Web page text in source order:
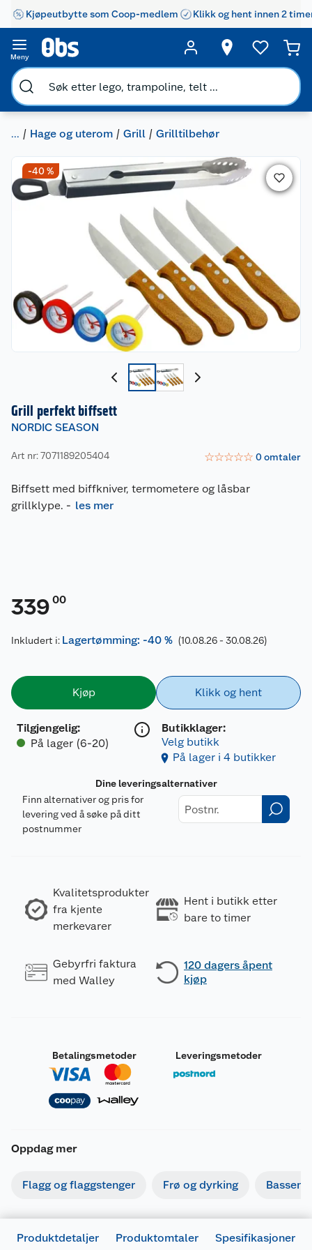
Kjøpeutbytte som Coop-medlem Klikk og hent innen 2
Meny
... Hage og uterom Grill Grilltilbehør
-40 %
Grill perfekt biffsett
NORDIC SEASON
Art nr: 7071189205404 ☆☆☆☆☆ 0omtaler
Biffsett med biffkniver, termometere og låsbar
grillklype. - les mer
339 00
Inkludert i: Lagertømming: -40 % (10.08.26 - 30.08.26)
Kjøp
Tilgjengelig:
På lager (6-20)
Klikk og hent
Butikklager:
Velg butikk
På lager i 4 butikker
Dine leveringsalternativer
Finn alternativer og pris for
levering ved å søke på ditt
postnummer
Kvalitetsprodukter
fra kjente
merkevarer
Hent i butikk etter
bare to timer
Gebyrfri faktura
med Walley
120 dagers åpent
kjøp
Betalingsmetoder Leveringsmetoder
Oppdag mer
Flagg og flaggstenger Frø og dyrking Basseng
Produktdetaljer Produktomtaler Spesifikasjoner